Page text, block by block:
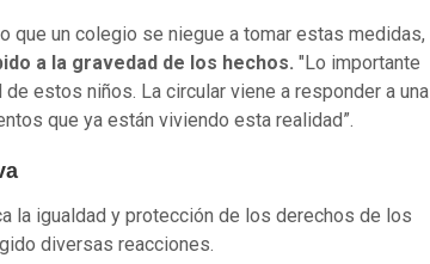
que un colegio se niegue a tomar estas medidas,
a la gravedad de los hechos. "Lo importante
estos niños. La circular viene a responder a una
que ya están viviendo esta realidad”.
la igualdad y protección de los derechos de los
diversas reacciones.